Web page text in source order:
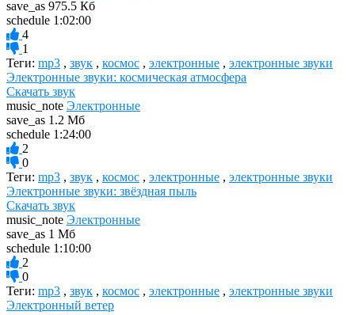
save_as 975.5 Кб
schedule 1:02:00
4
1
Теги: mp3 , звук , космос , электронные , электронные звуки
Электронные звуки: космическая атмосфера
Скачать звук
music_note Электронные
save_as 1.2 Мб
schedule 1:24:00
2
0
Теги: mp3 , звук , космос , электронные , электронные звуки
Электронные звуки: звёздная пыль
Скачать звук
music_note Электронные
save_as 1 Мб
schedule 1:10:00
2
0
Теги: mp3 , звук , космос , электронные , электронные звуки
Электронный ветер